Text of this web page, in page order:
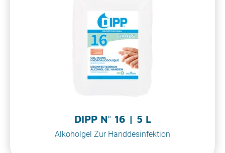
DIPP N° 16 | 5 L
Alkoholgel Zur Handdesinfektion